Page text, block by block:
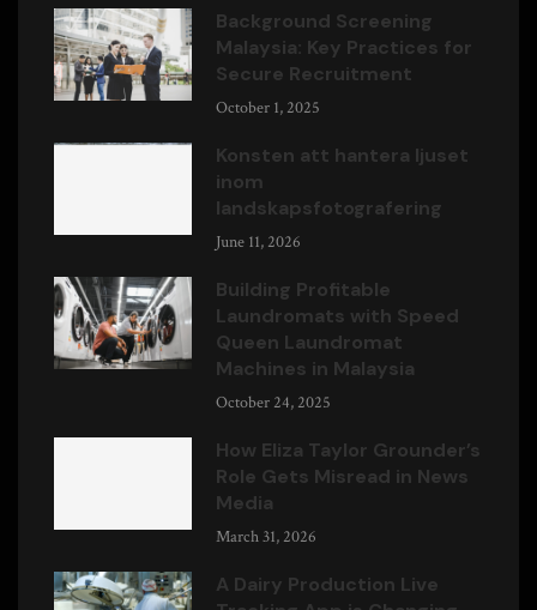
Background Screening
Malaysia: Key Practices for
Secure Recruitment
October 1, 2025
Konsten att hantera ljuset
inom
landskapsfotografering
June 11, 2026
Building Profitable
Laundromats with Speed
Queen Laundromat
Machines in Malaysia
October 24, 2025
How Eliza Taylor Grounder’s
Role Gets Misread in News
Media
March 31, 2026
A Dairy Production Live